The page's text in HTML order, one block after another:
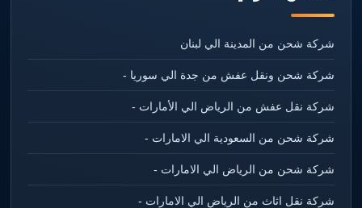
شركة شحن من المدينة الي لبنان
شركة شحن ونقل عفش من جدة الي سوريا -
شركة نقل عفش من الرياض الي الأمارات -
شركة شحن من السعودية الي الامارات -
شركة شحن من الرياض الي الامارات -
شركة نقل اثاث من الرياض الي الامارات -